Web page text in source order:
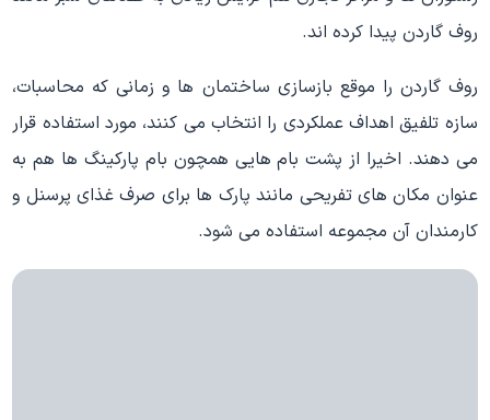
روف گاردن پیدا کرده اند.
روف گاردن را موقع بازسازی ساختمان ها و زمانی که محاسبات،
سازه تلفیق اهداف عملکردی را انتخاب می کنند، مورد استفاده قرار
می دهند. اخیرا از پشت بام هایی همچون بام پارکینگ ها هم به
عنوان مکان های تفریحی مانند پارک ها برای صرف غذای پرسنل و
کارمندان آن مجموعه استفاده می شود.